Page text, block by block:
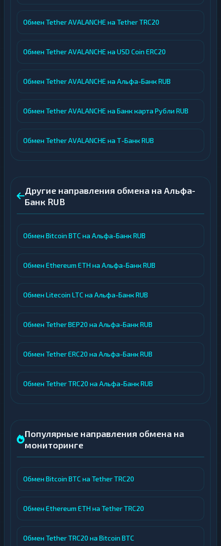
Обмен Tether AVALANCHE на Tether TRC20
Обмен Tether AVALANCHE на USD Coin ERC20
Обмен Tether AVALANCHE на Альфа-Банк RUB
Обмен Tether AVALANCHE на Банк карта Рубли RUB
Обмен Tether AVALANCHE на Т-Банк RUB
Другие направления обмена на Альфа-
Банк RUB
Обмен Bitcoin BTC на Альфа-Банк RUB
Обмен Ethereum ETH на Альфа-Банк RUB
Обмен Litecoin LTC на Альфа-Банк RUB
Обмен Tether BEP20 на Альфа-Банк RUB
Обмен Tether ERC20 на Альфа-Банк RUB
Обмен Tether TRC20 на Альфа-Банк RUB
Популярные направления обмена на
мониторинге
Обмен Bitcoin BTC на Tether TRC20
Обмен Ethereum ETH на Tether TRC20
Обмен Tether TRC20 на Bitcoin BTC